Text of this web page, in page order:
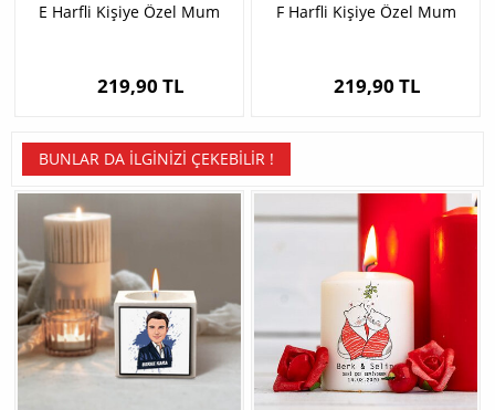
E Harfli Kişiye Özel Mum
219,90 TL
F Harfli Kişiye Özel Mum
219,90 TL
BUNLAR DA İLGINIZI ÇEKEBILIR !